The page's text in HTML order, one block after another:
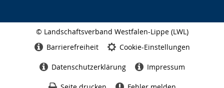
© Landschaftsverband Westfalen-Lippe (LWL)
Barrierefreiheit Cookie-Einstellungen
Datenschutzerklärung Impressum